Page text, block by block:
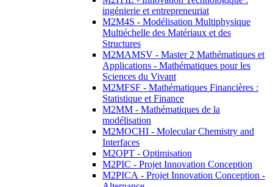
ingénierie et entrepreneuriat
M2M4S - Modélisation Multiphysique
Multiéchelle des Matériaux et des
Structures
M2MAMSV - Master 2 Mathématiques et
Applications - Mathématiques pour les
Sciences du Vivant
M2MFSF - Mathématiques Financières :
Statistique et Finance
M2MM - Mathématiques de la
modélisation
M2MOCHI - Molecular Chemistry and
Interfaces
M2OPT - Optimisation
M2PIC - Projet Innovation Conception
M2PICA - Projet Innovation Conception -